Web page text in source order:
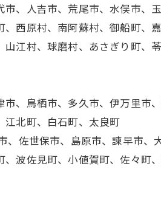
市、人吉市、荒尾市、水俣市、
、西原村、南阿蘇村、御船町、
山江村、球磨村、あさぎり町、
市、鳥栖市、多久市、伊万里市
江北町、白石町、太良町
、佐世保市、島原市、諫早市
、波佐見町、小値賀町、佐々町